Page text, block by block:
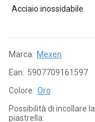
Acciaio inossidabile
Marca: Mexen
Ean: 5907709161597
Colore: Oro
Possibilità di incollare la
piastrella: